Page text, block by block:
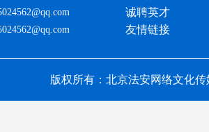
诚聘英才
友情链接
版权所有：北京法安网络文化